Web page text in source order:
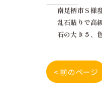
南足柄市Ｓ
乱石貼りで高
石の大きさ、
< 前のページ